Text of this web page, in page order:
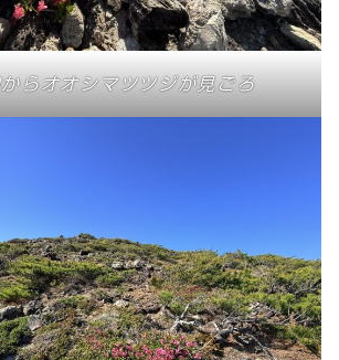
らオオシマツツジが見ごろ